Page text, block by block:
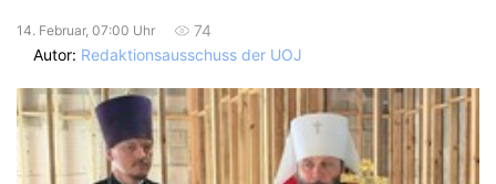
14. Februar, 07:00 Uhr
74
Autor: Redaktionsausschuss der UOJ